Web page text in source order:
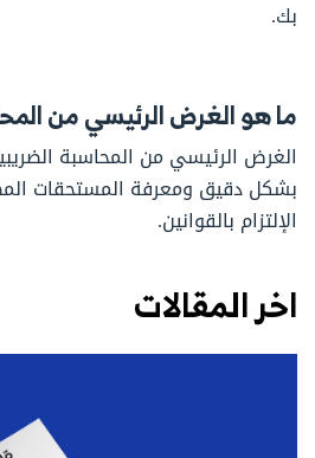
بك.
ما هو الغرض الرئيسي من
الغرض الرئيسي من المحاسبة
بشكل دقيق ومعرفة المستحقات
الإلتزام بالقوانين.
اخر المقالات